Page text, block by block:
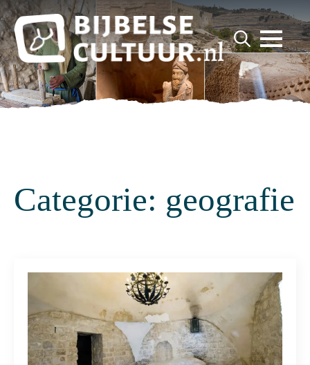
Search
for:
for:
Categorie: geografie